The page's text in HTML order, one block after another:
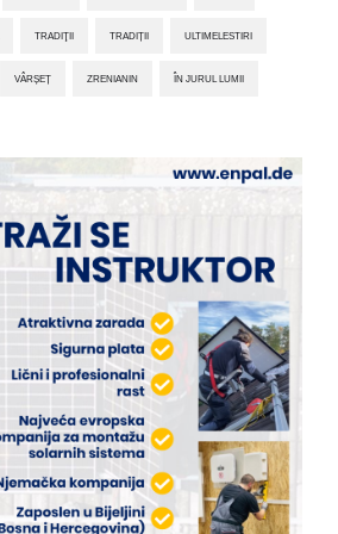
TRADIŢII TRADIȚII ULTIMELESTIRI
VÂRȘEȚ ZRENIANIN ÎN JURUL LUMII